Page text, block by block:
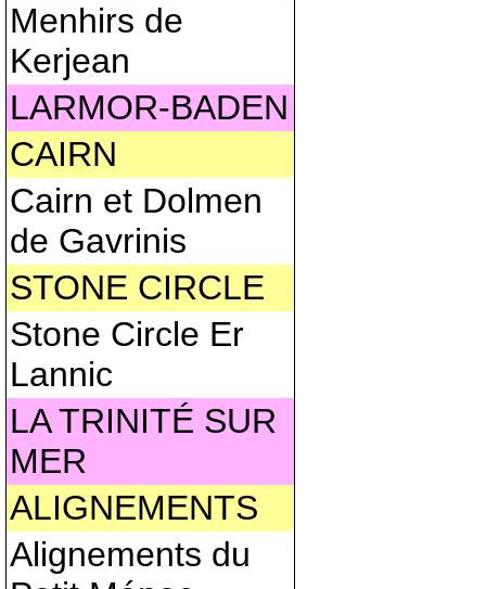
Menhirs de
Kerjean
LARMOR-BADEN
CAIRN
Cairn et Dolmen
de Gavrinis
STONE CIRCLE
Stone Circle Er
Lannic
LA TRINITÉ SUR
MER
ALIGNEMENTS
Alignements du